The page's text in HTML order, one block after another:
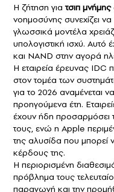
Η ζήτηση γιατσιπ μνήμης
νοημοσύνης συνεχίζει να
γλωσσικά μοντέλα
υπολογιστική ισχύ. Αυτό
και NAND στην αγορά
Η εταιρεία έρευνας IDC
στον τομέα των
για το 2026 αναμένεται να
προηγούμενα έτη.
έχουν ήδη
τους, ενώ η Apple
της αλυσίδα που μπορεί
κέρδους της.
Η περιορισμένη
πρόβλημα τους
παραγωγή και την